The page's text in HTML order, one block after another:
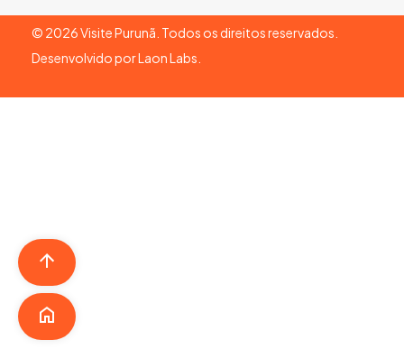
© 2026Visite Purunã. Todos os direitos reservados.
Desenvolvido porLaon Labs